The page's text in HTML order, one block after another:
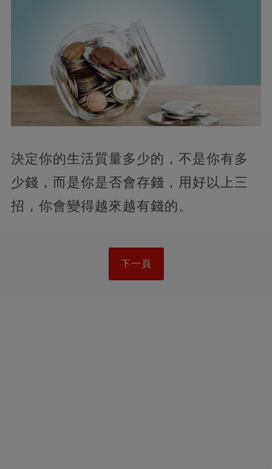
決定你的生活質量多少的，不是你有多
少錢，而是你是否會存錢，用好以上三
招，你會變得越來越有錢的。
下一頁